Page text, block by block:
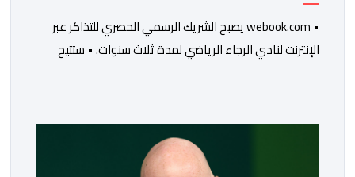
• webook.com يصبح الشريك الرسمي الحصري للتذاكر عبر
الإنترنت لنادي الرجاء الرياضي لمدة ثلاث سنوات. • ستتيح
وظائف مبتكرة، مثل اختيار المقاعد بدقة وعرضها ثلاثي
الأبعاد، والتذاكر الرقمية، وسوق رسمية لإعادة البيع، ومتجر
رسمي للمنتجات الرقمية. • […]